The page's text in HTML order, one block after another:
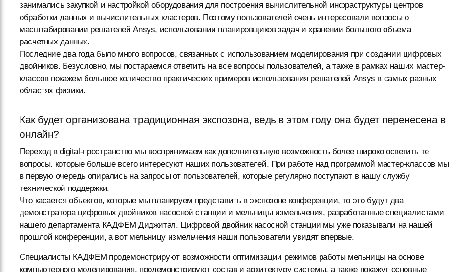
занимались закупкой и настройкой оборудования для построения вычислительной инфраструктуры центров
обработки данных и вычислительных кластеров. Поэтому пользователей очень интересовали вопросы о
масштабировании решателей Ansys, использовании планировщиков задач и хранении большого объема
расчетных данных.
Последние два года было много вопросов, связанных с использованием моделирования при создании цифровых
двойников. Безусловно, мы постараемся ответить на все вопросы пользователей, а также в рамках наших мастер-
классов покажем большое количество практических примеров использования решателей Ansys в самых разных
областях физики.
Как будет организована традиционная экспозона, ведь в этом году она будет перенесена в
онлайн?
Переход в digital-пространство мы воспринимаем как дополнительную возможность более широко осветить те
вопросы, которые больше всего интересуют наших пользователей. При работе над программой мастер-классов мы
в первую очередь опирались на запросы от пользователей, которые регулярно поступают в нашу службу
технической поддержки.
Что касается объектов, которые мы планируем представить в экспозоне конференции, то это будут два
демонстратора цифровых двойников насосной станции и мельницы измельчения, разработанные специалистами
нашего департамента КАДФЕМ Диджитал. Цифровой двойник насосной станции мы уже показывали на нашей
прошлой конференции, а вот мельницу измельчения наши пользователи увидят впервые.
Специалисты КАДФЕМ продемонстрируют возможности оптимизации режимов работы мельницы на основе
компьютерного моделирования, продемонстрируют состав и архитектуру системы, а также покажут основные